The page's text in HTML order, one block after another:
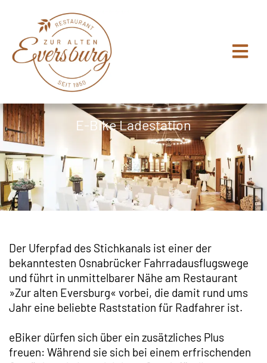
springen
E-Bike Ladestation
Der Uferpfad des Stichkanals ist einer der
bekanntesten Osnabrücker Fahrradausflugswege
und führt in unmittelbarer Nähe am Restaurant
»Zur alten Eversburg« vorbei, die damit rund ums
Jahr eine beliebte Raststation für Radfahrer ist.
eBiker dürfen sich über ein zusätzliches Plus
freuen: Während sie sich bei einem erfrischenden